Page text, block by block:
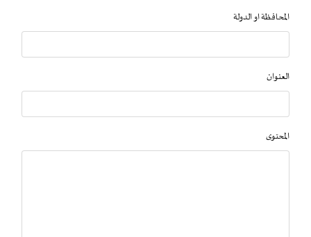
المحافظة او الدولة
العنوان
المحتوى